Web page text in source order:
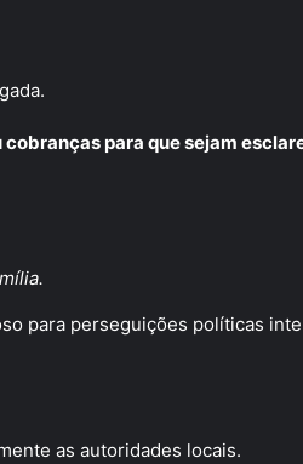
para que sejam
para perseguições políticas
as autoridades locais.